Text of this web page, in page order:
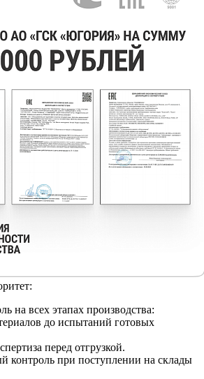
на всех этапах производства:
до испытаний готовых
перед отгрузкой.
контроль при поступлении на склады